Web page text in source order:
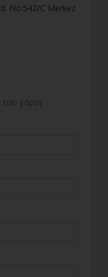
No:542/C Merkez
του χάρτη